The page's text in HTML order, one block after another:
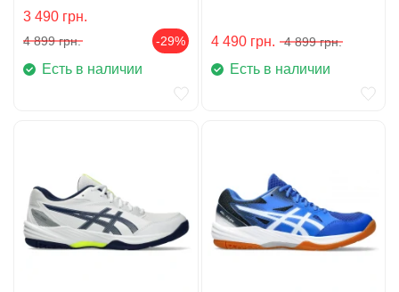
3 490 грн.
4 899 грн. -29%
Есть в наличии
4 490 грн. 4 899 грн.
Есть в наличии